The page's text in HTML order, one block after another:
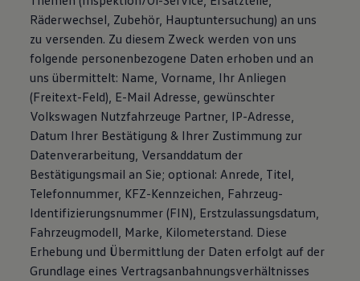
Räderwechsel, Zubehör, Hauptuntersuchung) an uns
zu versenden. Zu diesem Zweck werden von uns
folgende personenbezogene Daten erhoben und an
uns übermittelt: Name, Vorname, Ihr Anliegen
(Freitext-Feld), E-Mail Adresse, gewünschter
Volkswagen Nutzfahrzeuge Partner, IP-Adresse,
Datum Ihrer Bestätigung & Ihrer Zustimmung zur
Datenverarbeitung, Versanddatum der
Bestätigungsmail an Sie; optional: Anrede, Titel,
Telefonnummer, KFZ-Kennzeichen, Fahrzeug-
Identifizierungsnummer (FIN), Erstzulassungsdatum,
Fahrzeugmodell, Marke, Kilometerstand. Diese
Erhebung und Übermittlung der Daten erfolgt auf der
Grundlage eines Vertragsanbahnungsverhältnisses